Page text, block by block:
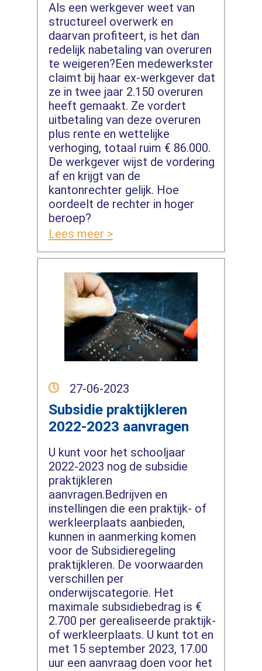
Als een werkgever weet van
structureel overwerk en
daarvan profiteert, is het dan
redelijk nabetaling van overuren
te weigeren?Een medewerkster
claimt bij haar ex-werkgever dat
ze in twee jaar 2.150 overuren
heeft gemaakt. Ze vordert
uitbetaling van deze overuren
plus rente en wettelijke
verhoging, totaal ruim € 86.000.
De werkgever wijst de vordering
af en krijgt van de
kantonrechter gelijk. Hoe
oordeelt de rechter in hoger
beroep?
Lees meer >
27-06-2023
Subsidie praktijkleren
2022-2023 aanvragen
U kunt voor het schooljaar
2022-2023 nog de subsidie
praktijkleren
aanvragen.Bedrijven en
instellingen die een praktijk- of
werkleerplaats aanbieden,
kunnen in aanmerking komen
voor de Subsidieregeling
praktijkleren. De voorwaarden
verschillen per
onderwijscategorie. Het
maximale subsidiebedrag is €
2.700 per gerealiseerde praktijk-
of werkleerplaats. U kunt tot en
met 15 september 2023, 17.00
uur een aanvraag doen voor het